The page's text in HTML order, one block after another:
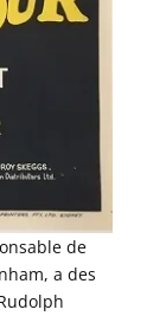
de
a des